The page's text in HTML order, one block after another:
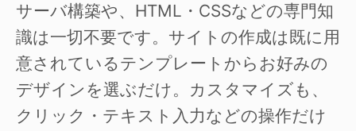
サーバ構築や、HTML・CSSなどの専門知
識は一切不要です。サイトの作成は既に用
意されているテンプレートからお好みの
デザインを選ぶだけ。カスタマイズも、
クリック・テキスト入力などの操作だけ